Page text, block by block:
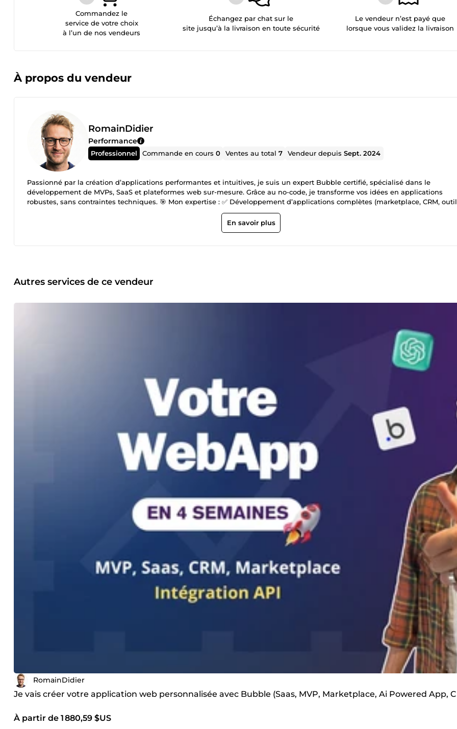
Commandez le
service de votre choix
à l’un de nos vendeurs
Échangez par chat sur le
site jusqu’à la livraison en toute sécurité
Le vendeur n’est payé que
lorsque vous validez la livraison
À propos du vendeur
RomainDidier
Performance
Professionnel Commande en cours0 Ventes au total7 Vendeur depuisSept. 2024
Passionné par la création d’applications performantes et intuitives, je suis un expert Bubble certifié, spécialisé dans le
développement de MVPs, SaaS et plateformes web sur-mesure. Grâce au no-code, je transforme vos idées en applications
robustes, sans contraintes techniques. 🎯 Mon expertise : ✅ Développement d’applications complètes (marketplace, CRM, outils
métier, etc.) ✅ Intégration avancée d’API et services IA (analyse de texte, automatisation, assistants intelligents) ✅ Connexion
systèmes de paiement en ligne (Stripe, PayPal, etc.) ✅ Automatisation de processus métier pour optimiser votre activité 📌
projet avec des technologies modernes et une approche business orientée résultats, échangeons ensemble ! 🚀 📩 Contactez-moi
En savoir plus
Autres services de ce vendeur
RomainDidier
Je vais créer votre application web personnalisée avec Bubble (Saas, MVP, Marketplace, Ai Powered App,
À partir de 1 880,59 $US